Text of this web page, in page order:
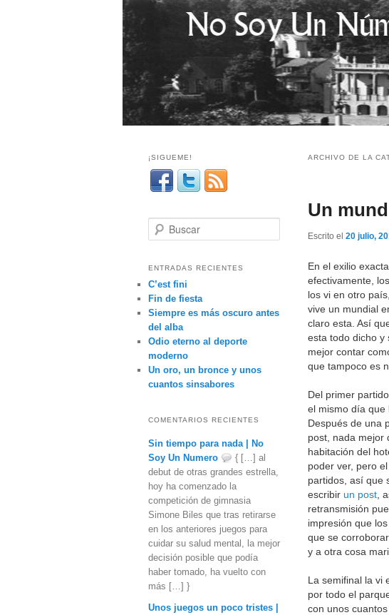
ARCHIVO DE LA
Un
Escrito el 20 julio,
En el exilio
efectivamente,
los vi en otro
vive un mundial
claro esta. Así
esta todo dicho y
mejor contar
que tampoco es
Del primer
el mismo día que
Después de una
post, nada mejor
habitación del
poder ver, pero
partidos, así que
escribir un post ,
retransmisión
impresión que
que se
y a otra cosa
La semifinal la vi
por todo el
con unos
¡SIGUEME!
u
c
a
r
ENTRADAS RECIENTES
C’est fini
Fin de fiesta
Siempre es más oscuro antes
del alba
Odio eterno al deporte
moderno
Un oro, un bronce y unos
cuantos sinsabores
COMENTARIOS RECIENTES
Sin tiempo para nada | No
Soy Un Numero
{ […] al
debut de otras grandes estrella,
hoy ha comenzado la
competición de gimnasia
Simone Biles que tras retirarse
en los anteriores juegos para
cuidar su salud mental, la mejor
decisión posible que podía
haber tomado, ha vuelto con
más […] }
Unos juegos un poco tristes |